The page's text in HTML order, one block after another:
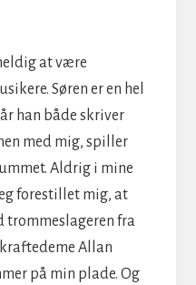
at være
Søren er en hel
han både skriver
med mig, spiller
Aldrig i mine
forestillet mig, at
trommeslageren fra
Allan
på min plade. Og